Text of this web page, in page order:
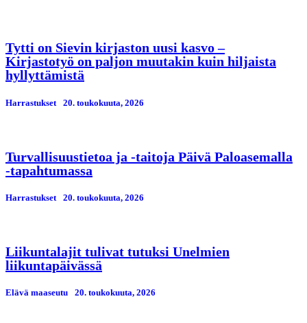
Tytti on Sievin kirjaston uusi kasvo –
Kirjastotyö on paljon muutakin kuin hiljaista
hyllyttämistä
Harrastukset 20. toukokuuta, 2026
Turvallisuustietoa ja -taitoja Päivä Paloasemalla
-tapahtumassa
Harrastukset 20. toukokuuta, 2026
Liikuntalajit tulivat tutuksi Unelmien
liikuntapäivässä
Elävä maaseutu 20. toukokuuta, 2026